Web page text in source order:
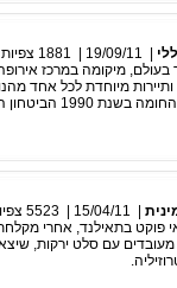
19/09/11
1881 צפיות
מיקומה במרכז
מיוחדת לכל אחד
מזמינות מיליוני
15/04/11
5523
פוקט בתאילנד, אחרי
עם סלט ירקות,